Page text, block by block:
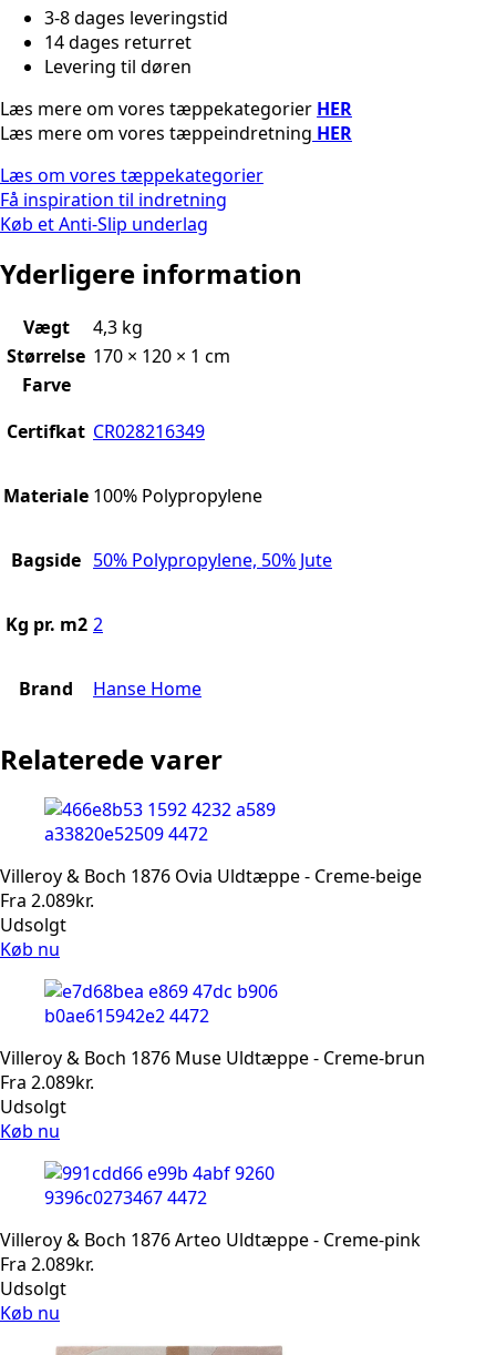
3-8 dages leveringstid
14 dages returret
Levering til døren
Læs mere om vores tæppekategorier HER
Læs mere om vores tæppeindretning HER
Læs om vores tæppekategorier
Få inspiration til indretning
Køb et Anti-Slip underlag
Yderligere information
Vægt
4,3 kg
Størrelse 170 × 120 × 1 cm
Farve
Certifkat CR028216349
Materiale 100% Polypropylene
Bagside 50% Polypropylene, 50% Jute
Kg pr. m2 2
Brand Hanse Home
Relaterede varer
Villeroy & Boch 1876 Ovia Uldtæppe - Creme-beige
Fra 2.089kr.
Udsolgt
Køb nu
Villeroy & Boch 1876 Muse Uldtæppe - Creme-brun
Fra 2.089kr.
Udsolgt
Køb nu
Villeroy & Boch 1876 Arteo Uldtæppe - Creme-pink
Fra 2.089kr.
Udsolgt
Køb nu